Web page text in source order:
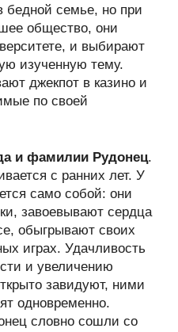
бедной семье, но при
общество, они
и выбирают
изученную тему.
джекпот в казино и
по своей
и фамилии Рудонец.
с ранних лет. У
само собой: они
завоевывают сердца
обыгрывают своих
играх. Удачливость
и увеличению
завидуют, ними
одновременно.
словно сошли со